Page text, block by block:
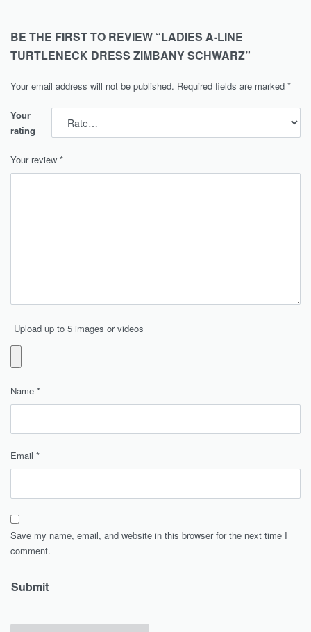
BE THE FIRST TO REVIEW “LADIES A-LINE
TURTLENECK DRESS ZIMBANY SCHWARZ”
Your email address will not be published. Required fields are marked *
Your
rating
Your review *
Upload up to 5 images or videos
Name *
Email *
Save my name, email, and website in this browser for the next time I
comment.